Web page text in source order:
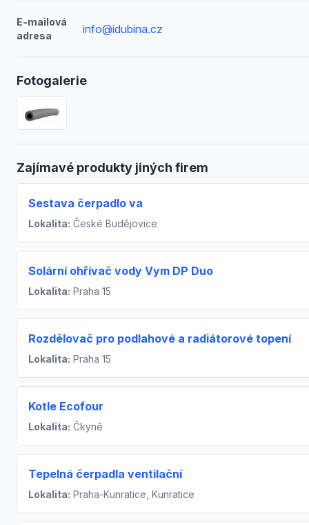
E-mailová
adresa
info@idubina.cz
Fotogalerie
Zajímavé produkty jiných firem
Sestava čerpadlo va
Lokalita: České Budějovice
Solární ohřívač vody Vym DP Duo
Lokalita: Praha 15
Rozdělovač pro podlahové a radiátorové topení
Lokalita: Praha 15
Kotle Ecofour
Lokalita: Čkyně
Tepelná čerpadla ventilační
Lokalita: Praha-Kunratice, Kunratice